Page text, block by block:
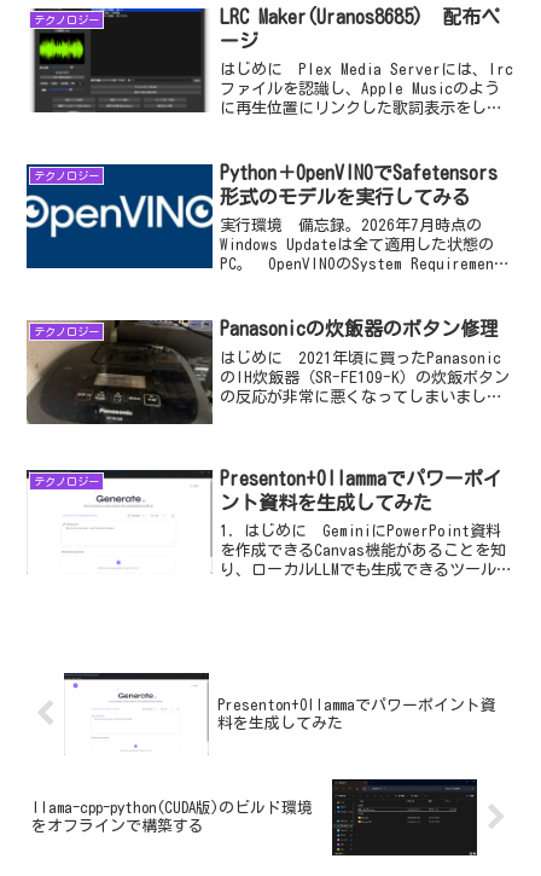
ンドプロンプトを起動し、上記コードを
貼り付け...
テクノロジー
LRC Maker(Uranos8685) 配布ペ
ージ
はじめに Plex Media Serverには、lrc
ファイルを認識し、Apple Musicのよう
に再生位置にリンクした歌詞表示をして
ものです。 Plex Me...
テクノロジー
Python＋OpenVINOでSafetensors
形式のモデルを実行してみる
実行環境 備忘録。2026年7月時点の
Windows Updateは全て適用した状態の
PC。 OpenVINOのSystem Requirements
テクノロジー Panasonicの炊飯器のボタン修理
はじめに 2021年頃に買ったPanasonic
のIH炊飯器（SR-FE109-K）の炊飯ボタン
の反応が非常に悪くなってしまいまし
う...
テクノロジー
Presenton+Ollammaでパワーポイ
ント資料を生成してみた
1．はじめに GeminiにPowerPoint資料
を作成できるCanvas機能があることを知
り、ローカルLLMでも生成できるツールは
Presenton+Ollammaでパワーポイント資
料を生成してみた
llama-cpp-python(CUDA版)のビルド環境
をオフラインで構築する